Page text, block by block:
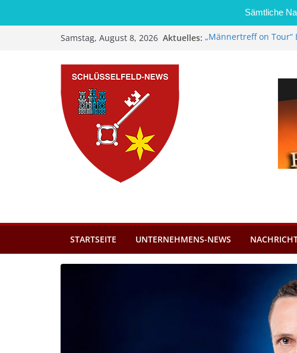
Sämtliche
Samstag, August 8, 2026 Aktuelles: „Männertreff on
Stadt Schlüsselfeld
Kindergartenplätze an
Dieseldiebstahl im
STARTSEITE UNTERNEHMENS-NEWS